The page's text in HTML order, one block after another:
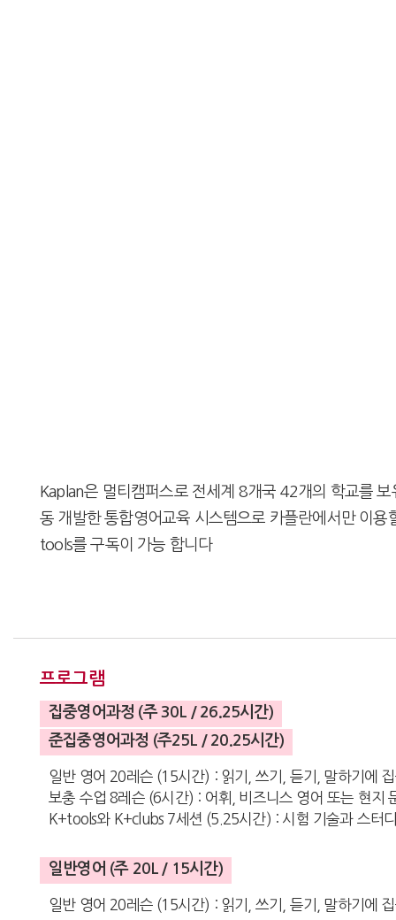
Kaplan은 멀티캠퍼스로 전세계 8개국 42개의 학교를
동 개발한 통합영어교육 시스템으로 카플란에서만 이
tools를 구독이 가능 합니다
프로그램
집중영어과정 (주 30L / 26.25시간)
준집중영어과정 (주25L / 20.25시간)
일반 영어 20레슨 (15시간) : 읽기, 쓰기, 듣기, 말하기에
보충 수업 8레슨 (6시간) : 어휘, 비즈니스 영어 또는 현지
K+tools와 K+clubs 7세션 (5.25시간) : 시험 기술과 스터
일반영어 (주 20L / 15시간)
일반 영어 20레슨 (15시간) : 읽기, 쓰기, 듣기, 말하기에